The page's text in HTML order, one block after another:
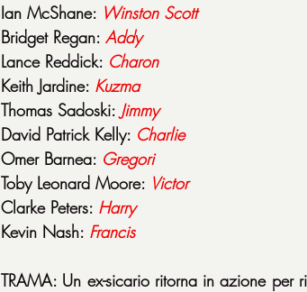
Ian McShane: Winston Scott
Bridget Regan: Addy
Lance Reddick: Charon
Keith Jardine: Kuzma
Thomas Sadoski: Jimmy
David Patrick Kelly: Charlie
Omer Barnea: Gregori
Toby Leonard Moore: Victor
Clarke Peters: Harry
Kevin Nash: Francis
TRAMA: Un ex-sicario ritorna in azione